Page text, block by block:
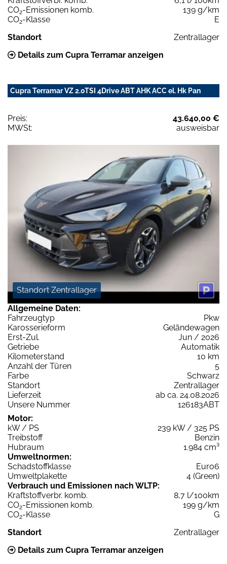
CO2-Emissionen komb.
139 g/km
CO2-Klasse
E
Standort
Zentrallager
Details zum Cupra Terramar anzeigen
Cupra Terramar VZ 2.0TSI 4Drive ABT AHK ACC el. Hk Pan
Preis:
43.640,00 €
MWSt:
ausweisbar
Standort Zentrallager
Allgemeine Daten:
Fahrzeugtyp
Pkw
Karosserieform
Geländewagen
Erst-Zul.
Jun / 2026
Getriebe
Automatik
Kilometerstand
10 km
Anzahl der Türen
5
Farbe
Schwarz
Standort
Zentrallager
Lieferzeit
ab ca. 24.08.2026
Unsere Nummer
126183ABT
Motor:
kW / PS
239 kW / 325 PS
Treibstoff
Benzin
Hubraum
1.984 cm³
Umweltnormen:
Schadstoffklasse
Euro6
Umweltplakette
4 (Green)
Verbrauch und Emissionen nach WLTP:
Kraftstoffverbr. komb.
8,7 l/100km
CO2-Emissionen komb.
199 g/km
CO2-Klasse
G
Standort
Zentrallager
Details zum Cupra Terramar anzeigen